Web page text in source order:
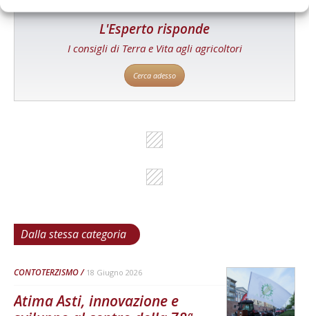
L'Esperto risponde
I consigli di Terra e Vita agli agricoltori
Cerca adesso
Dalla stessa categoria
CONTOTERZISMO 18 Giugno 2026
Atima Asti, innovazione e